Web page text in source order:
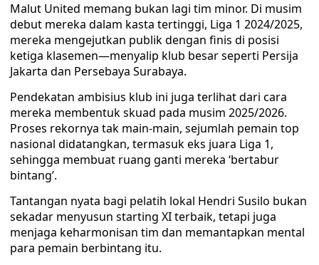
Malut United memang bukan lagi tim minor. Di musim
debut mereka dalam kasta tertinggi, Liga 1 2024/2025,
mereka mengejutkan publik dengan finis di posisi
ketiga klasemen—menyalip klub besar seperti Persija
Jakarta dan Persebaya Surabaya.
Pendekatan ambisius klub ini juga terlihat dari cara
mereka membentuk skuad pada musim 2025/2026.
Proses rekornya tak main-main, sejumlah pemain top
nasional didatangkan, termasuk eks juara Liga 1,
sehingga membuat ruang ganti mereka ‘bertabur
bintang’.
Tantangan nyata bagi pelatih lokal Hendri Susilo bukan
sekadar menyusun starting XI terbaik, tetapi juga
menjaga keharmonisan tim dan memantapkan mental
para pemain berbintang itu.